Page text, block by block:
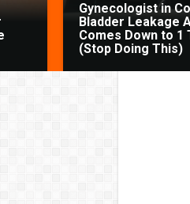
Gynecologist in
Bladder Leakage
Comes Down to 1
(Stop Doing This)